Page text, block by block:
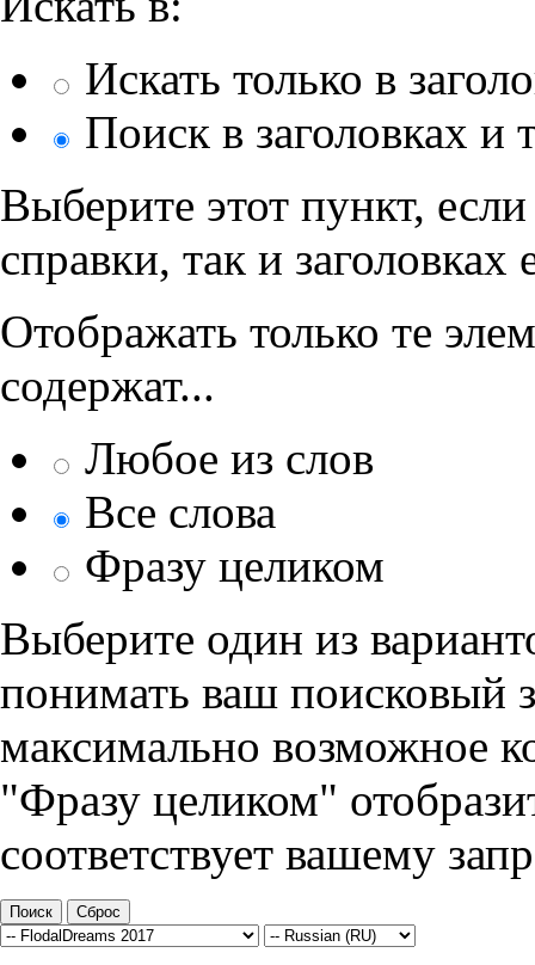
Искать только в
Поиск в заголовках и
Выберите этот пункт,
справки, так и заголовках
Отображать только те
содержат...
Любое из слов
Все слова
Фразу целиком
Выберите один из
понимать ваш поисковый
максимально возможное
"Фразу целиком"
соответствует вашему